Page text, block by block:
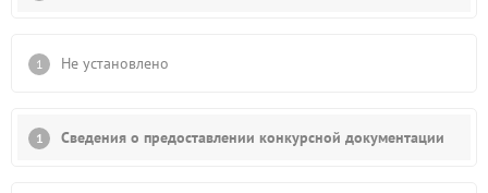
Не установлено
Сведения о предоставлении конкурсной документации